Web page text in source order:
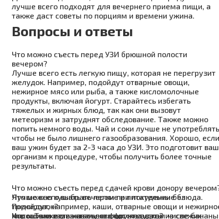
лучше всего подходят для вечернего приема пищи, а
также даст советы по порциям и времени ужина.
Вопросы и ответы
Что можно съесть перед УЗИ брюшной полости
вечером?
Лучше всего есть легкую пищу, которая не перегрузит
желудок. Например, подойдут отварные овощи,
нежирное мясо или рыба, а также кисломолочные
продукты, включая йогурт. Старайтесь избегать
тяжелых и жирных блюд, так как они вызовут
метеоризм и затруднят обследование. Также можно
попить немного воды. Чай и соки лучше не
чтобы не было лишнего газообразования. Хорошо, если
ваш ужин будет за 2-3 часа до УЗИ. Это подготовит ваш
организм к процедуре, чтобы получить более точные
результаты.
Что можно съесть перед сдачей крови донору
Лучше всего выбрать легкие и питательные блюда.
Подойдут, например, каши, отварные овощи и
мясо. Также можно съесть фрукты, в том числе бананы
Что можно кушать вечером при похудении без
тренировок?
Хорошими вариантами являются салаты из свежих
Что можно есть накануне фгдс желудка?